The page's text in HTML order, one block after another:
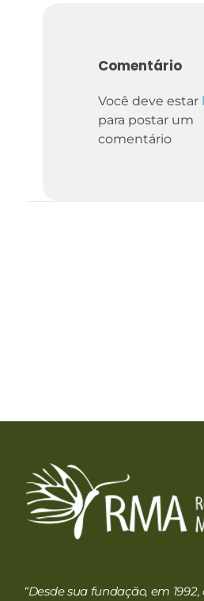
Comentário
Você deve estar
para postar um
comentário
“Desde sua fundação, em